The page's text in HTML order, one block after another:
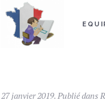
27 janvier 2019. Publié dans